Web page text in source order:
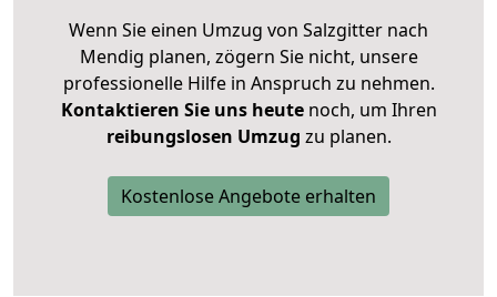
Wenn Sie einen Umzug von Salzgitter nach
Mendig planen, zögern Sie nicht, unsere
professionelle Hilfe in Anspruch zu nehmen.
Kontaktieren Sie uns heutenoch, um Ihren
reibungslosen Umzug zu planen.
Kostenlose Angebote erhalten